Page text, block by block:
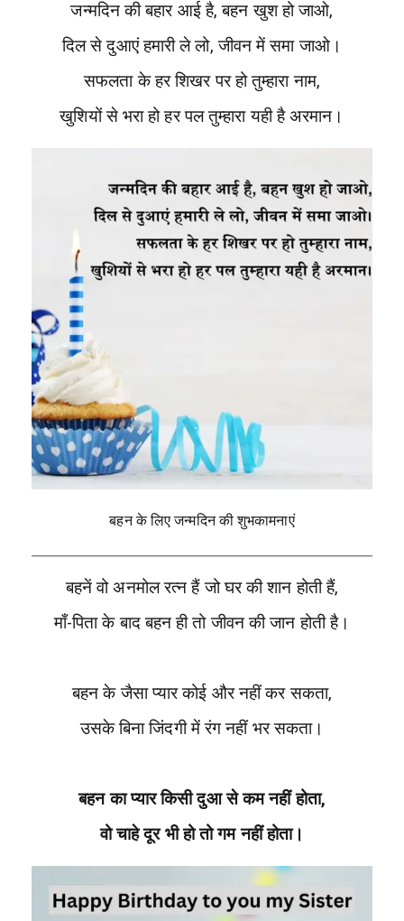
जन्मदिन की बहार आई है, बहन खुश हो जाओ,
दिल से दुआएं हमारी ले लो, जीवन में समा जाओ।
सफलता के हर शिखर पर हो तुम्हारा नाम,
खुशियों से भरा हो हर पल तुम्हारा यही है अरमान।
बहन के लिए जन्मदिन की शुभकामनाएं
बहनें वो अनमोल रत्न हैं जो घर की शान होती हैं,
माँ-पिता के बाद बहन ही तो जीवन की जान होती है।
बहन के जैसा प्यार कोई और नहीं कर सकता,
उसके बिना जिंदगी में रंग नहीं भर सकता।
बहन का प्यार किसी दुआ से कम नहीं होता,
वो चाहे दूर भी हो तो गम नहीं होता।